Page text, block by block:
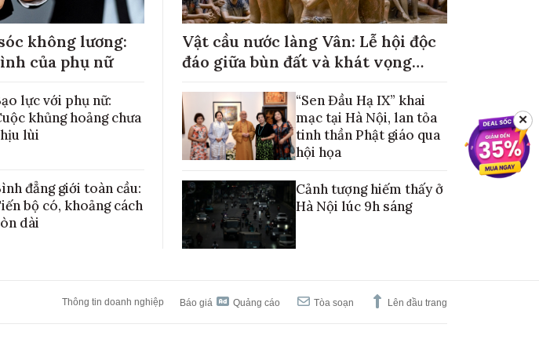
không lương:
của phụ nữ
lực với phụ nữ:
khủng hoảng chưa
lùi
đẳng giới toàn cầu:
bộ có, khoảng cách
dài
Vật cầu nước làng Vân: Lễ hội độc
đáo giữa bùn đất và khát vọng
“Sen Đầu Hạ IX” khai
mạc tại Hà Nội, lan tỏa
tinh thần Phật giáo qua
hội họa
Cảnh tượng hiếm thấy ở
Hà Nội lúc 9h sáng
Thông tin doanh nghiệp Báo giá Quảng cáo Tòa soạn Lên đầu trang
✕